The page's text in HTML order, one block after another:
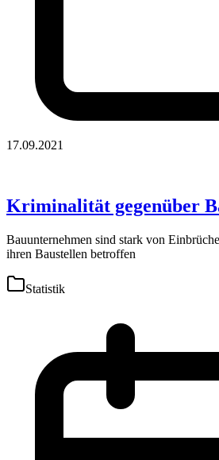
17.09.2021
Kriminalität gegenüber
Bauunternehmen sind stark von
ihren Baustellen betroffen
Statistik